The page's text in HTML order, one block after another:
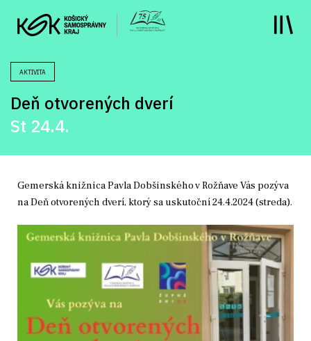
AKTIVITA
Deň otvorených dverí
St 24.4.
Gemerská knižnica Pavla Dobšinského v Rožňave Vás pozýva
na Deň otvorených dverí, ktorý sa uskutoční 24.4.2024 (streda).